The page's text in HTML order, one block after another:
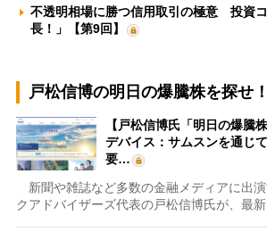
不透明相場に勝つ信用取引の極意 投資
長！」【第9回】
戸松信博の明日の爆騰株を探せ！
【戸松信博氏「明日の爆騰
デバイス：サムスンを通じ
要…
新聞や雑誌など多数の金融メディアに出
クアドバイザーズ代表の戸松信博氏が、最